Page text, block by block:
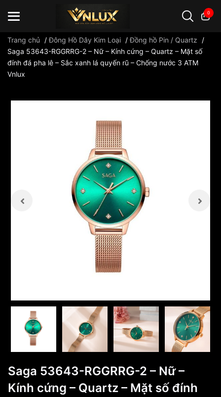
0
Đồng hồ casio đồng hồ G-Shock đồng hồ Orient ...
Trang chủ /Đông Hồ Dây Kim Loại /Đồng hồ Pin / Quartz
/
Saga 53643-RGGRRG-2 – Nữ – Kính cứng – Quartz – Mặt số
đính đá pha lê – Sắc xanh lá quyến rũ – Chống nước 3 ATM
Vnlux
Saga 53643-RGGRRG-2 – Nữ –
Kính cứng – Quartz – Mặt số đính